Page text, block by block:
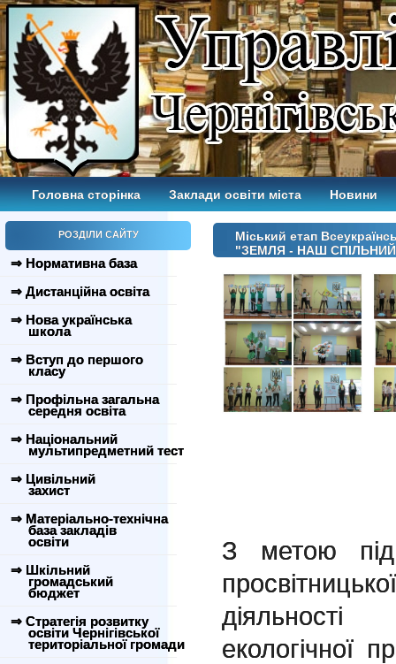
Головна сторінка Заклади освіти міста Новини
РОЗДІЛИ САЙТУ
⇒ Нормативна база
⇒ Дистанційна освіта
⇒ Нова українська
школа
⇒ Вступ до першого
класу
⇒ Профільна загальна
середня освіта
⇒ Національний
мультипредметний тест
⇒ Цивільний
захист
⇒ Матеріально-технічна
база закладів
освіти
⇒ Шкільний
громадський
бюджет
⇒ Стратегія розвитку
освіти Чернігівської
територіальної громади
Міський етап
"ЗЕМЛЯ - НАШ СПІЛЬНИЙ
З метою
діяльності
екологічної